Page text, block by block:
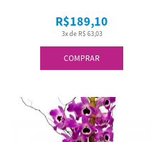
COMPRAR
3x de R$ 63,03
R$189,10